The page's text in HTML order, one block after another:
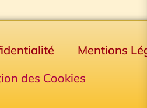
Mentions
des Cookies